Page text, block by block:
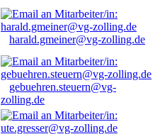
harald.gmeiner@vg-zolling.de
gebuehren.steuern@vg-
zolling.de